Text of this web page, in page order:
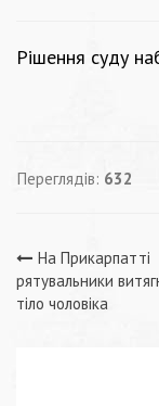
Рішення суду
Переглядів: 632
записів
На Прикарпатті
рятувальники
тіло чоловіка